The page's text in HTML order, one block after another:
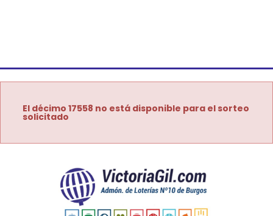
El décimo 17558 no está disponible para el sorteo
solicitado